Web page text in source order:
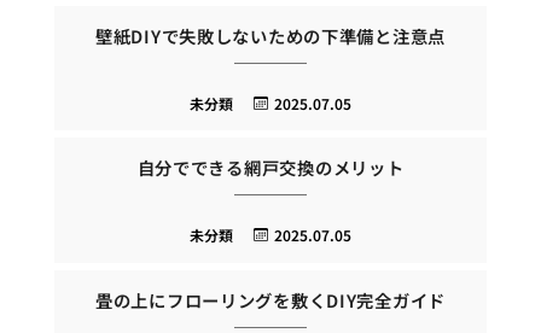
壁紙DIYで失敗しないための下準備と注意点
2025.07.05
未分類
自分でできる網戸交換のメリット
2025.07.05
未分類
畳の上にフローリングを敷くDIY完全ガイド